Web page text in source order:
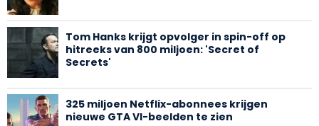
Tom Hanks krijgt opvolger in spin-off op
hitreeks van 800 miljoen: 'Secret of
Secrets'
325 miljoen Netflix-abonnees krijgen
nieuwe GTA VI-beelden te zien